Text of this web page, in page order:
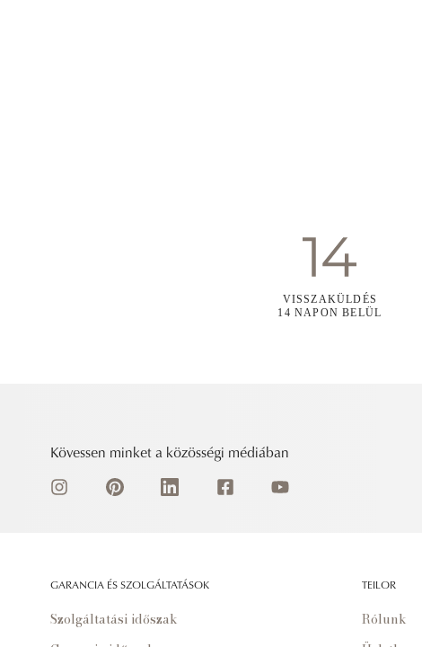
VISSZAKÜLDÉS
14 NAPON BELÜL
Kövessen minket a közösségi médiában
GARANCIA ÉS SZOLGÁLTATÁSOK
Szolgáltatási időszak
TEILOR
Rólunk